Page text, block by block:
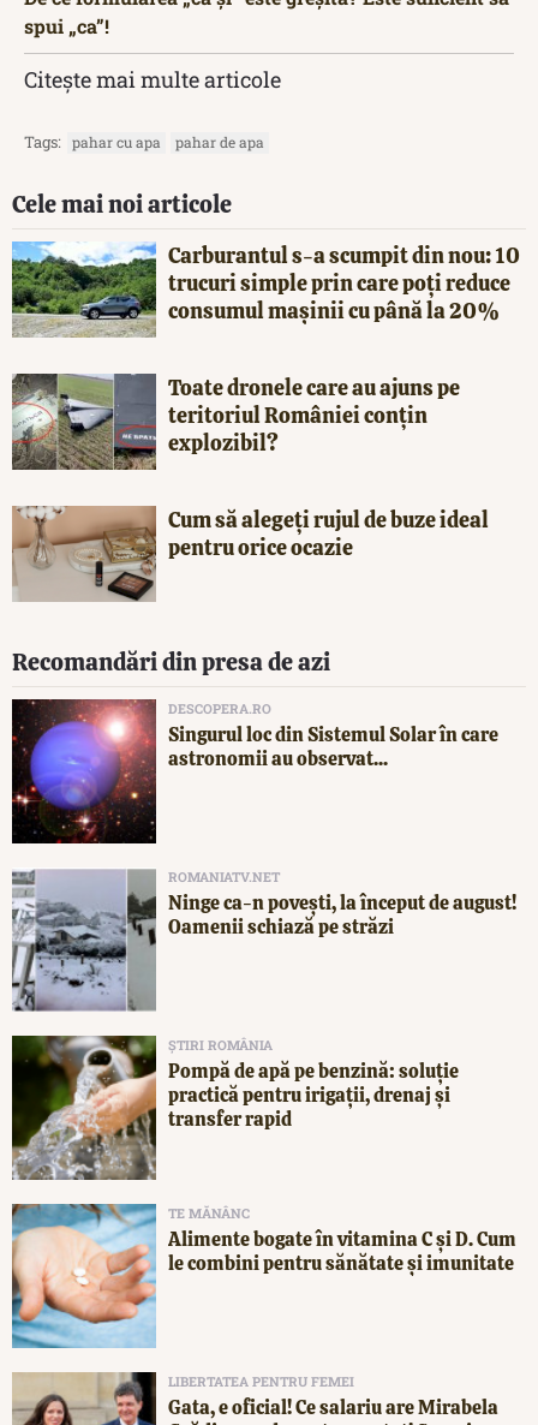
spui „ca”!
Citește mai multe articole
Tags: pahar cu apa pahar de apa
Cele mai noi articole
Carburantul s-a scumpit din nou: 10
trucuri simple prin care poți reduce
consumul mașinii cu până la 20%
Toate dronele care au ajuns pe
teritoriul României conțin
explozibil?
Cum să alegeți rujul de buze ideal
pentru orice ocazie
Recomandări din presa de azi
DESCOPERA.RO
Singurul loc din Sistemul Solar în care
astronomii au observat...
ROMANIATV.NET
Ninge ca-n povești, la început de august!
Oamenii schiază pe străzi
ȘTIRI ROMÂNIA
Pompă de apă pe benzină: soluție
practică pentru irigații, drenaj și
transfer rapid
TE MĂNÂNC
Alimente bogate în vitamina C și D. Cum
le combini pentru sănătate și imunitate
LIBERTATEA PENTRU FEMEI
Gata, e oficial! Ce salariu are Mirabela